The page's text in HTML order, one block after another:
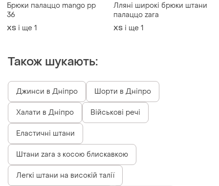
Брюки палаццо mango pp
36
ХS і ще 1
Лляні широкі брюки штани
палаццо zara
ХS і ще 1
Також шукають:
Джинси в Дніпро Шорти в Дніпро
Халати в Дніпро Військові речі
Еластичні штани
Штани zara з косою блискавкою
Легкі штани на високій талії